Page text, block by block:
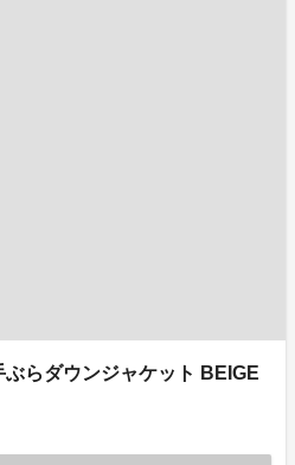
ぶらダウンジャケット BEIGE